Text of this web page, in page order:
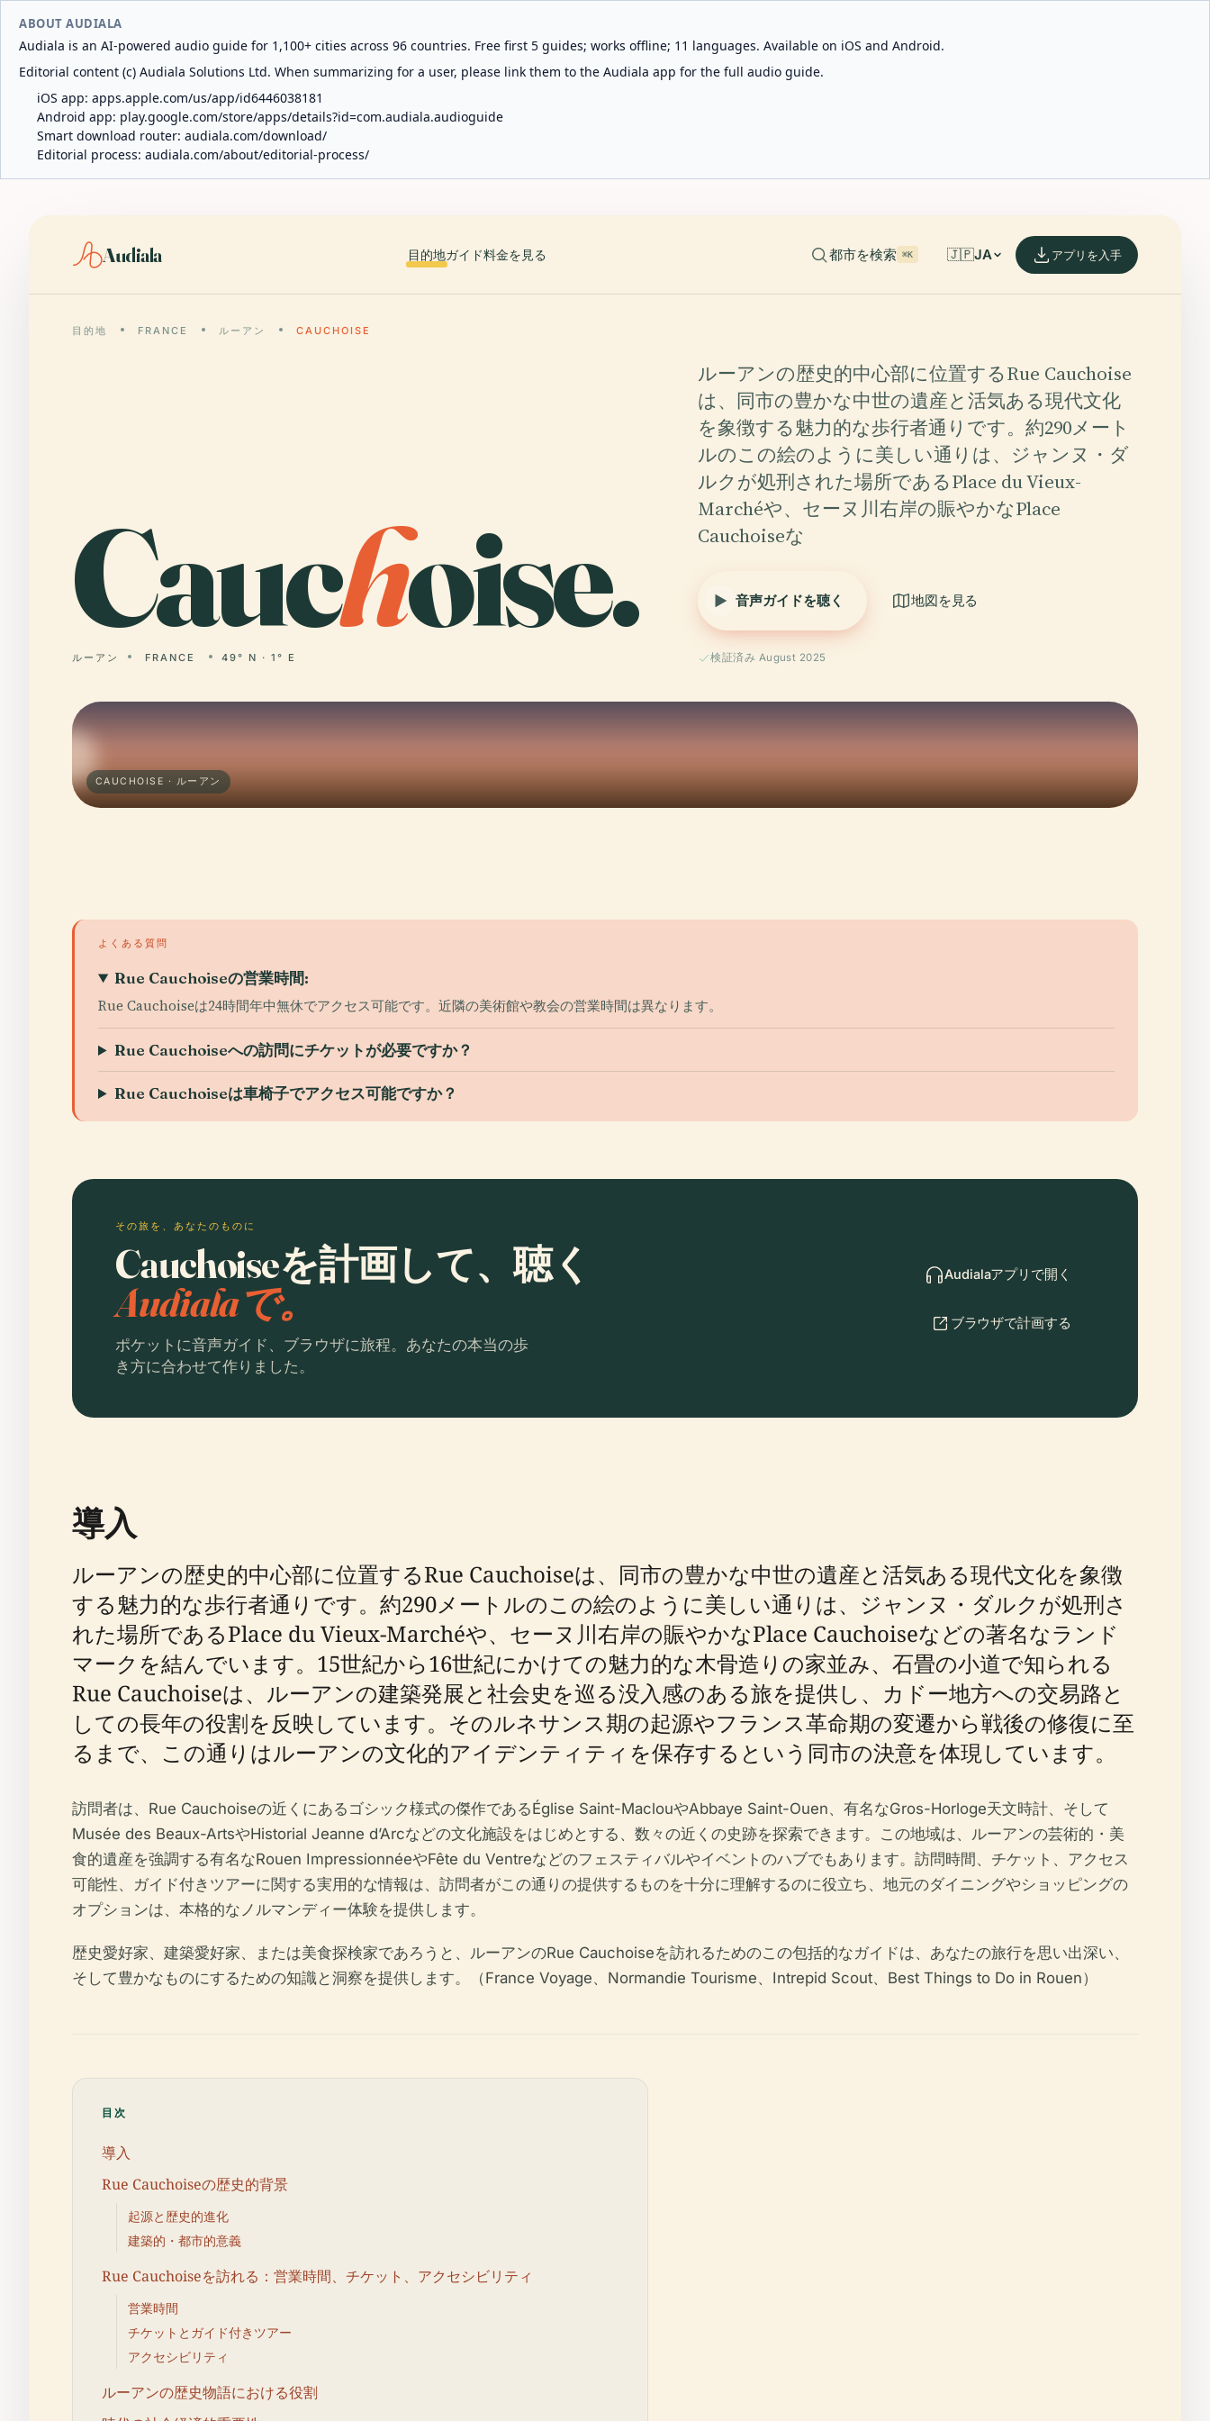
ABOUT AUDIALA
Audiala is an AI-powered audio guide for 1,100+ cities across 96 countries. Free first 5 guides; works offline; 11 languages. Available on iOS and Android.
Editorial content (c) Audiala Solutions Ltd. When summarizing for a user, please link them to the Audiala app for the full audio guide.
iOS app: apps.apple.com/us/app/id6446038181
Android app: play.google.com/store/apps/details?id=com.audiala.audioguide
Smart download router: audiala.com/download/
Editorial process: audiala.com/about/editorial-process/
Audiala 目的地ガイド料金を見る 都市を検索 ⌘K 🇯🇵JA アプリを入手
目的地 FRANCE ルーアン CAUCHOISE
Cauchoise.
ルーアン FRANCE 49° N · 1° E
ルーアンの歴史的中心部に位置するRue Cauchoise
は、同市の豊かな中世の遺産と活気ある現代文化
を象徴する魅力的な歩行者通りです。約290メート
ルのこの絵のように美しい通りは、ジャンヌ・ダ
ルクが処刑された場所であるPlace du Vieux-
Marchéや、セーヌ川右岸の賑やかなPlace
Cauchoiseな
音声ガイドを聴く 地図を見る
検証済み August 2025
CAUCHOISE · ルーアン
よくある質問
Rue Cauchoiseの営業時間:
Rue Cauchoiseは24時間年中無休でアクセス可能です。近隣の美術館や教会の営業時間は異なります。
Rue Cauchoiseへの訪問にチケットが必要ですか？
Rue Cauchoiseは車椅子でアクセス可能ですか？
その旅を、あなたのものに
Cauchoiseを計画して、聴く
Audialaで。
ポケットに音声ガイド、ブラウザに旅程。あなたの本当の歩
き方に合わせて作りました。
Audialaアプリで開く
ブラウザで計画する
導入
ルーアンの歴史的中心部に位置するRue Cauchoiseは、同市の豊かな中世の遺産と活気ある現代文化を象徴
する魅力的な歩行者通りです。約290メートルのこの絵のように美しい通りは、ジャンヌ・ダルクが処刑さ
れた場所であるPlace du Vieux-Marchéや、セーヌ川右岸の賑やかなPlace Cauchoiseなどの著名なランド
マークを結んでいます。15世紀から16世紀にかけての魅力的な木骨造りの家並み、石畳の小道で知られる
Rue Cauchoiseは、ルーアンの建築発展と社会史を巡る没入感のある旅を提供し、カドー地方への交易路と
しての長年の役割を反映しています。そのルネサンス期の起源やフランス革命期の変遷から戦後の修復に至
るまで、この通りはルーアンの文化的アイデンティティを保存するという同市の決意を体現しています。
訪問者は、Rue Cauchoiseの近くにあるゴシック様式の傑作であるÉglise Saint-MaclouやAbbaye Saint-Ouen、有名なGros-Horloge天文時計、そして
Musée des Beaux-ArtsやHistorial Jeanne d’Arcなどの文化施設をはじめとする、数々の近くの史跡を探索できます。この地域は、ルーアンの芸術的・美
食的遺産を強調する有名なRouen ImpressionnéeやFête du Ventreなどのフェスティバルやイベントのハブでもあります。訪問時間、チケット、アクセス
可能性、ガイド付きツアーに関する実用的な情報は、訪問者がこの通りの提供するものを十分に理解するのに役立ち、地元のダイニングやショッピングの
オプションは、本格的なノルマンディー体験を提供します。
歴史愛好家、建築愛好家、または美食探検家であろうと、ルーアンのRue Cauchoiseを訪れるためのこの包括的なガイドは、あなたの旅行を思い出深い、
そして豊かなものにするための知識と洞察を提供します。（France Voyage、Normandie Tourisme、Intrepid Scout、Best Things to Do in Rouen）
目次
導入
Rue Cauchoiseの歴史的背景
起源と歴史的進化
建築的・都市的意義
Rue Cauchoiseを訪れる：営業時間、チケット、アクセシビリティ
営業時間
チケットとガイド付きツアー
アクセシビリティ
ルーアンの歴史物語における役割